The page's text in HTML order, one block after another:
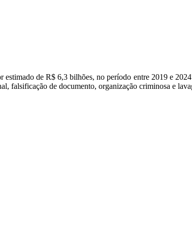
de R$ 6,3 bilhões, no período entre 2019 e
falsificação de documento, organização criminosa e